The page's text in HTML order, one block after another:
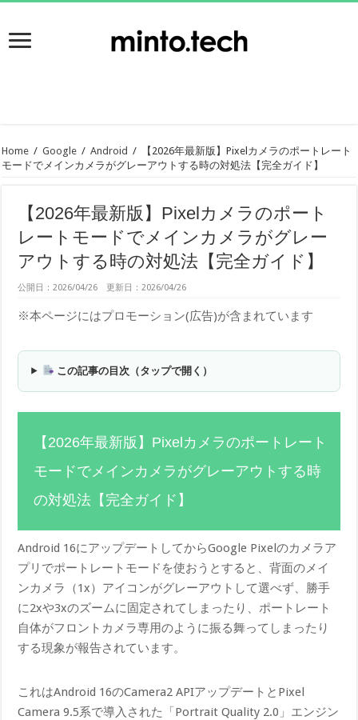
Home / Google / Android /
【2026年最新版】Pixelカメラのポートレート
モードでメインカメラがグレーアウトする時の対処法【完全ガイド】
【2026年最新版】Pixelカメラのポート
レートモードでメインカメラがグレー
アウトする時の対処法【完全ガイド】
公開日：2026/04/26 更新日：2026/04/26
※本ページにはプロモーション(広告)が含まれています
この記事の目次（タップで開く）
【2026年最新版】Pixelカメラのポートレート
モードでメインカメラがグレーアウトする時
の対処法【完全ガイド】
Android 16にアップデートしてからGoogle Pixelのカメラア
プリでポートレートモードを使おうとすると、背面のメイ
ンカメラ（1x）アイコンがグレーアウトして選べず、勝手
に2xや3xのズームに固定されてしまったり、ポートレート
自体がフロントカメラ専用のように振る舞ってしまったり
する現象が報告されています。
これはAndroid 16のCamera2 APIアップデートとPixel
Camera 9.5系で導入された「Portrait Quality 2.0」エンジン